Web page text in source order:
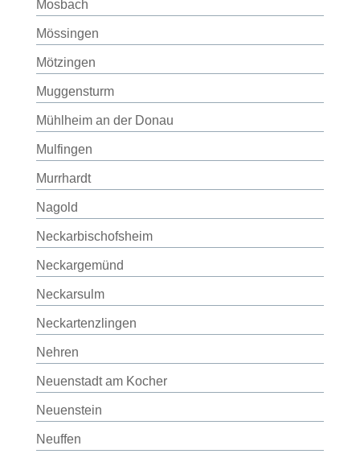
Mosbach
Mössingen
Mötzingen
Muggensturm
Mühlheim an der Donau
Mulfingen
Murrhardt
Nagold
Neckarbischofsheim
Neckargemünd
Neckarsulm
Neckartenzlingen
Nehren
Neuenstadt am Kocher
Neuenstein
Neuffen